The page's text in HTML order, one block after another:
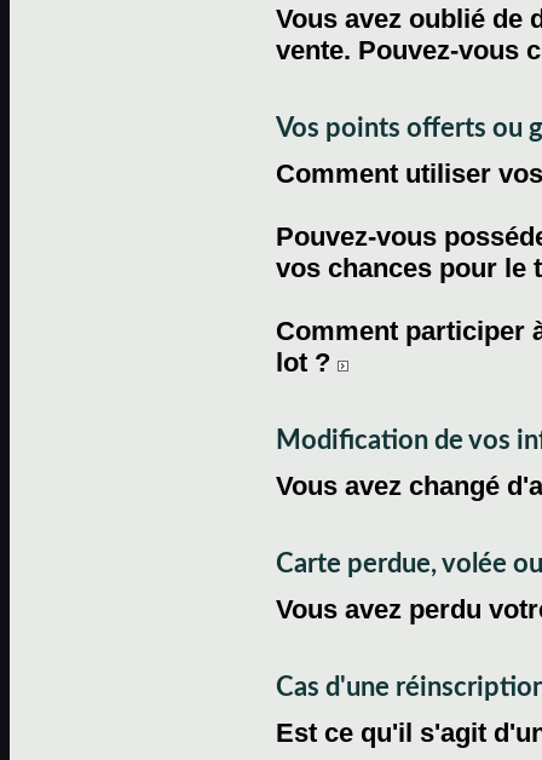
Vous avez oublié de
vente. Pouvez-vous
Vos points offerts ou
Comment utiliser
Pouvez-vous
vos chances pour le
Comment participer
lot ?
Modification de vos
Vous avez changé
Carte perdue, volée
Vous avez perdu
Cas d'une
Est ce qu'il s'agit